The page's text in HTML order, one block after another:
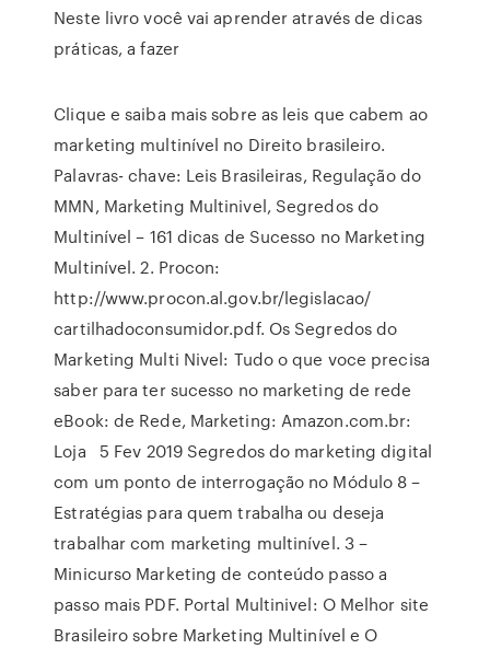
Neste livro você vai aprender através de dicas
práticas, a fazer
Clique e saiba mais sobre as leis que cabem ao
marketing multinível no Direito brasileiro.
Palavras- chave: Leis Brasileiras, Regulação do
MMN, Marketing Multinivel, Segredos do
Multinível – 161 dicas de Sucesso no Marketing
Multinível. 2. Procon:
http://www.procon.al.gov.br/legislacao/
cartilhadoconsumidor.pdf. Os Segredos do
Marketing Multi Nivel: Tudo o que voce precisa
saber para ter sucesso no marketing de rede
eBook: de Rede, Marketing: Amazon.com.br:
Loja 5 Fev 2019 Segredos do marketing digital
com um ponto de interrogação no Módulo 8 –
Estratégias para quem trabalha ou deseja
trabalhar com marketing multinível. 3 –
Minicurso Marketing de conteúdo passo a
passo mais PDF. Portal Multinivel: O Melhor site
Brasileiro sobre Marketing Multinível e O